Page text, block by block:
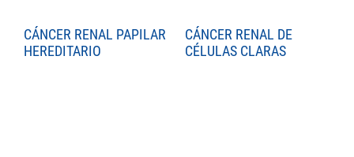
CÁNCER RENAL PAPILAR
HEREDITARIO
CÁNCER RENAL DE
CÉLULAS CLARAS